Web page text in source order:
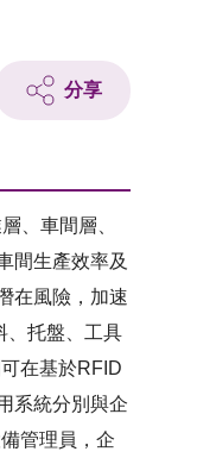
分享
、車間層、
間生產效率及
在風險，加速
、托盤、工具
在基於RFID
系統分別與企
管理員，企